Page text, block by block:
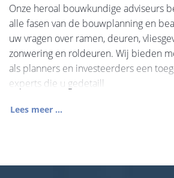
Onze heroal bouwkundige adviseurs
alle fasen van de bouwplanning en
uw vragen over ramen, deuren,
zonwering en roldeuren. Wij bieden
als planners en investeerders een
experts die u gedetaill
Lees meer ...